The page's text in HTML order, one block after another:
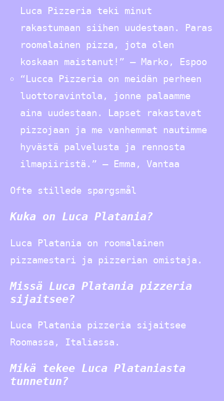
Luca Pizzeria teki minut
rakastumaan siihen uudestaan. Paras
roomalainen pizza, jota olen
koskaan maistanut!” – Marko, Espoo
“Lucca Pizzeria on meidän perheen
luottoravintola, jonne palaamme
aina uudestaan. Lapset rakastavat
pizzojaan ja me vanhemmat nautimme
hyvästä palvelusta ja rennosta
ilmapiiristä.” – Emma, Vantaa
Ofte stillede spørgsmål
Kuka on Luca Platania?
Luca Platania on roomalainen
pizzamestari ja pizzerian omistaja.
Missä Luca Platania pizzeria
sijaitsee?
Luca Platania pizzeria sijaitsee
Roomassa, Italiassa.
Mikä tekee Luca Plataniasta
tunnetun?